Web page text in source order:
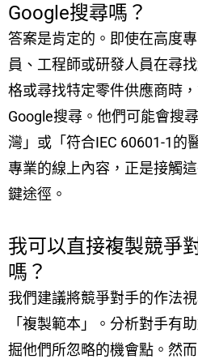
Google搜尋嗎？
答案是肯定的。即使在高度
員、工程師或研發人員在尋
格或尋找特定零件供應商時
Google搜尋。他們可能會搜
灣」或「符合IEC 60601-1的
專業的線上內容，正是接觸
鍵途徑。
我可以直接複製競爭
嗎？
我們建議將競爭對手的作法
「複製範本」。分析對手有
掘他們所忽略的機會點。然